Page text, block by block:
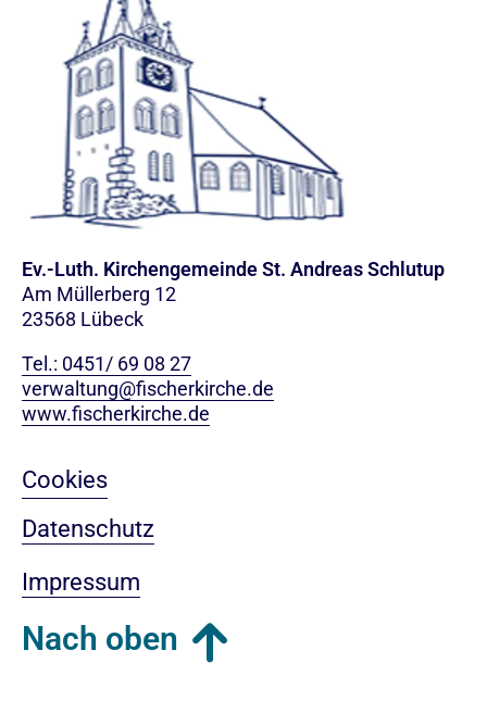
Ev.-Luth. Kirchengemeinde St. Andreas Schlutup
Am Müllerberg 12
23568 Lübeck
Tel.: 0451/ 69 08 27
verwaltung@fischerkirche.de
www.fischerkirche.de
Cookies
Datenschutz
Impressum
Nach oben